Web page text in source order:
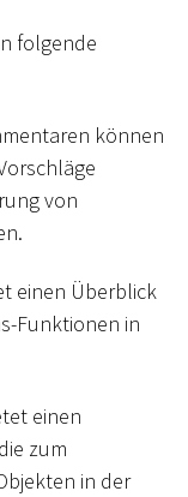
folgende
können
von
einen Überblick
Funktionen in
einen
zum
in der